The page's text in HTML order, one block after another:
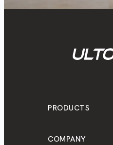
PRODUCTS
COMPANY